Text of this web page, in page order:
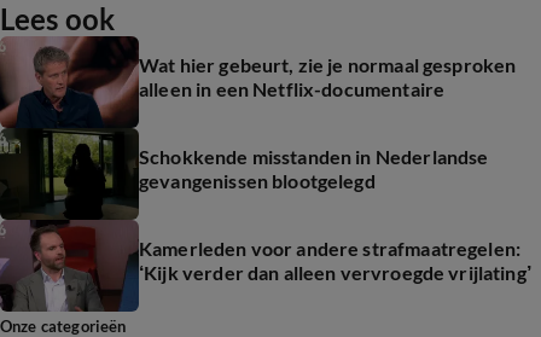
Lees ook
Wat hier gebeurt, zie je normaal gesproken
alleen in een Netflix-documentaire
Schokkende misstanden in Nederlandse
gevangenissen blootgelegd
Kamerleden voor andere strafmaatregelen:
‘Kijk verder dan alleen vervroegde vrijlating’
Onze categorieën